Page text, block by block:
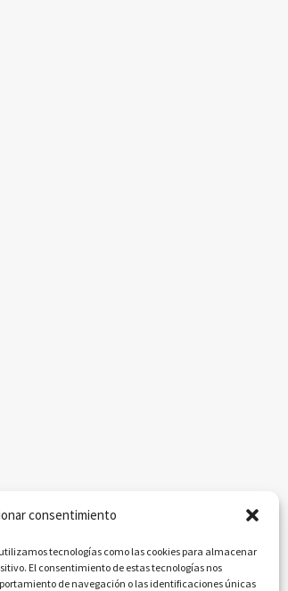
consentimiento
tecnologías como las cookies para almacenar
El consentimiento de estas tecnologías nos
de navegación o las identificaciones únicas